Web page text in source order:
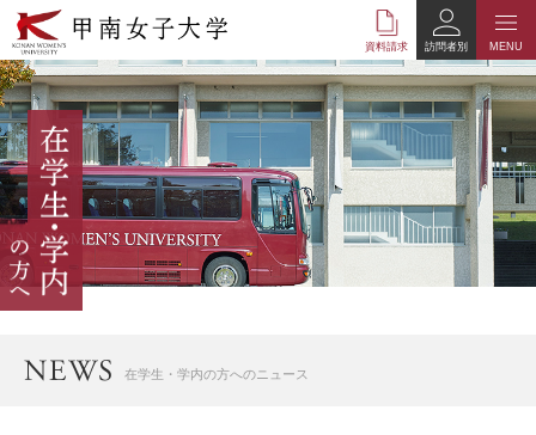
本
文
へ
の
リ
ン
ク
ナ
ビ
ゲ
ー
シ
ョ
資料請求 MENU
訪問者別
在学生・学内の方へのニュース